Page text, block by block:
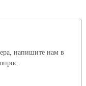
напишите нам в